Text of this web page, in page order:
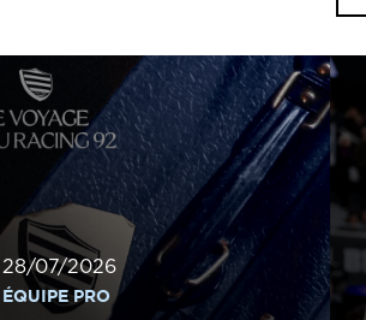
28/07/2026
ÉQUIPE PRO